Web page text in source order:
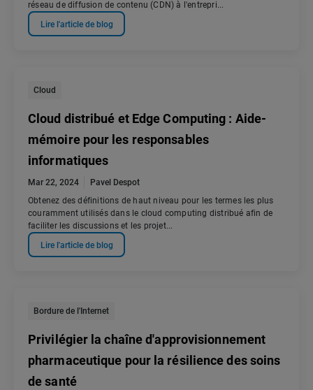
réseau de diffusion de contenu (CDN) à l'entrepri...
Lire l'article de blog
Cloud
Cloud distribué et Edge Computing : Aide-
mémoire pour les responsables
informatiques
Mar 22, 2024
Pavel Despot
Obtenez des définitions de haut niveau pour les termes les plus
couramment utilisés dans le cloud computing distribué afin de
faciliter les discussions et les projet...
Lire l'article de blog
Bordure de l'Internet
Privilégier la chaîne d'approvisionnement
pharmaceutique pour la résilience des soins
de santé